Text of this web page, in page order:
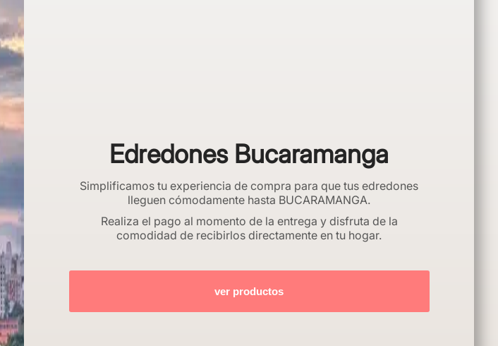
Edredones Bucaramanga
Simplificamos tu experiencia de compra para que tus edredones
lleguen cómodamente hasta BUCARAMANGA.
Realiza el pago al momento de la entrega y disfruta de la
comodidad de recibirlos directamente en tu hogar.
ver productos